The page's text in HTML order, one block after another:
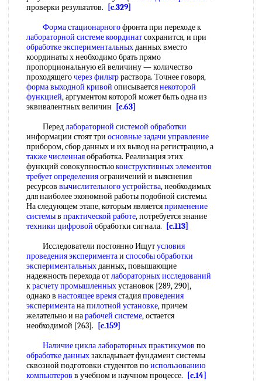
проверки результатов.
[c.329]
Форма стационарногофронта при переходе к
лабораторной системе координатсохранится, и при
обработке экспериментальныхданных вместо
координаты х необходимо брать прямо
пропорциональную ей величину — количество
проходящегочерез фильтрраствора. Точнее говоря,
форма выходной кривой описываетсянекоторой
функцией, аргументом которой может быть одна из
эквивалентных величин
[c.63]
Передлабораторной системой обработки
информации стоят три основные задачи управление
прибором, сбор данных и их вывод на регистрацию, а
также численнаяобработка. Реализация этих
функций совокупностьюконструктивных элементов
требует определенияограничений и выяснения
ресурсов вычислительного устройства, необходимых
для наиболее экономной работы подобной системы.
На следующем этапе, которым являетсяприменение
системыв практической работе, потребуется знание
техники цифровой обработки сигнала.
[c.113]
Исследователи постоянно Ищутусловия
проведения экспериментаи способы обработки
экспериментальныхданных, повышающие
надежность перехода отлабораторных исследований
красчету промышленныхустановок [289, 290],
однако в настоящее времястадияпроведения
экспериментанапилотной установке, причем
желательно и нарабочей системе, остается
необходимой [263].
[c.159]
Наличие циклалабораторных практикумов по
обработке данныхзакладывает фундамент системы
сквозной подготовки студентов поиспользованию
компьютеров в учебном и научном процессе.
[c.14]